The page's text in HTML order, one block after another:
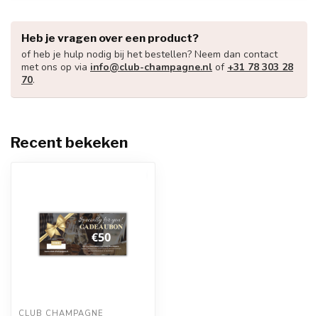
Heb je vragen over een product?
of heb je hulp nodig bij het bestellen? Neem dan contact
met ons op via info@club-champagne.nl of +31 78 303 28
70.
Recent bekeken
CLUB CHAMPAGNE